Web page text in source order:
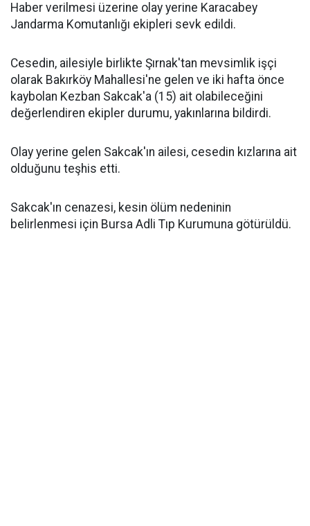
Haber verilmesi üzerine olay yerine Karacabey
Jandarma Komutanlığı ekipleri sevk edildi.
Cesedin, ailesiyle birlikte Şırnak'tan mevsimlik işçi
olarak Bakırköy Mahallesi'ne gelen ve iki hafta önce
kaybolan Kezban Sakcak'a (15) ait olabileceğini
değerlendiren ekipler durumu, yakınlarına bildirdi.
Olay yerine gelen Sakcak'ın ailesi, cesedin kızlarına ait
olduğunu teşhis etti.
Sakcak'ın cenazesi, kesin ölüm nedeninin
belirlenmesi için Bursa Adli Tıp Kurumuna götürüldü.